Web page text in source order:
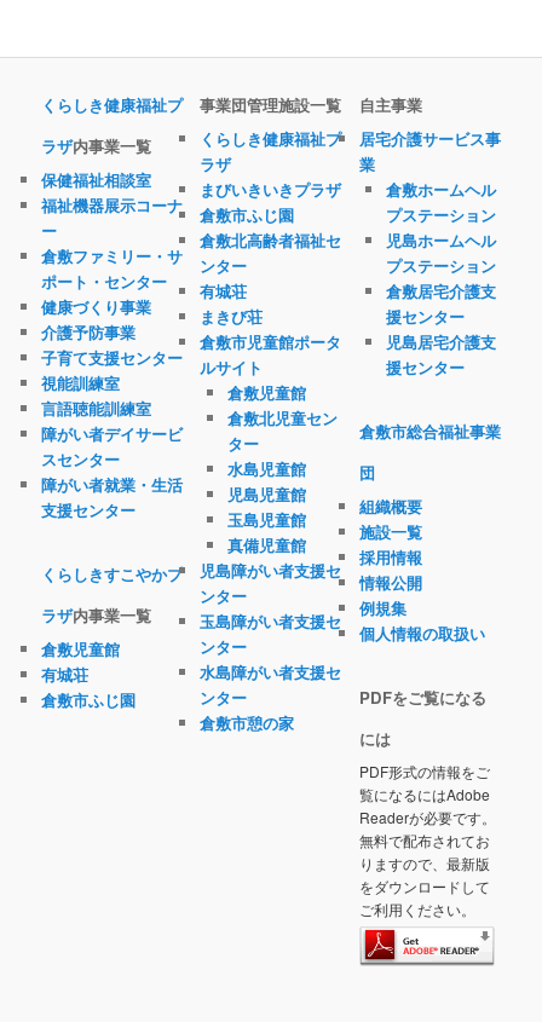
くらしき健康福祉プ
ラザ内事業一覧
保健福祉相談室
福祉機器展示コーナ
ー
倉敷ファミリー・サ
ポート・センター
健康づくり事業
介護予防事業
子育て支援センター
視能訓練室
言語聴能訓練室
障がい者デイサービ
スセンター
障がい者就業・生活
支援センター
くらしきすこやかプ
ラザ内事業一覧
倉敷児童館
有城荘
倉敷市ふじ園
事業団管理施設一覧
くらしき健康福祉プ
ラザ
まびいきいきプラザ
倉敷市ふじ園
倉敷北高齢者福祉セ
ンター
有城荘
まきび荘
倉敷市児童館ポータ
ルサイト
倉敷児童館
倉敷北児童セン
ター
水島児童館
児島児童館
玉島児童館
真備児童館
児島障がい者支援セ
ンター
玉島障がい者支援セ
ンター
水島障がい者支援セ
ンター
倉敷市憩の家
自主事業
居宅介護サービス事
業
倉敷ホームヘル
プステーション
児島ホームヘル
プステーション
倉敷居宅介護支
援センター
児島居宅介護支
援センター
倉敷市総合福祉事業
団
組織概要
施設一覧
採用情報
情報公開
例規集
個人情報の取扱い
PDFをご覧になる
には
PDF形式の情報をご
覧になるにはAdobe
Readerが必要です。
無料で配布されてお
りますので、最新版
をダウンロードして
ご利用ください。